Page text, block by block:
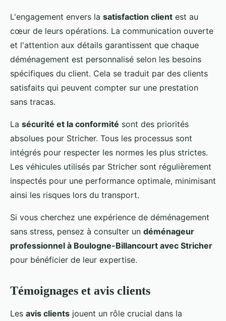
L'engagement envers la satisfaction client est au
cœur de leurs opérations. La communication ouverte
et l'attention aux détails garantissent que chaque
déménagement est personnalisé selon les besoins
spécifiques du client. Cela se traduit par des clients
satisfaits qui peuvent compter sur une prestation
sans tracas.
La sécurité et la conformité sont des priorités
absolues pour Stricher. Tous les processus sont
intégrés pour respecter les normes les plus strictes.
Les véhicules utilisés par Stricher sont régulièrement
inspectés pour une performance optimale, minimisant
ainsi les risques lors du transport.
Si vous cherchez une expérience de déménagement
sans stress, pensez à consulter un déménageur
professionnel à Boulogne-Billancourt avec Stricher
pour bénéficier de leur expertise.
Témoignages et avis clients
Les avis clients jouent un rôle crucial dans la